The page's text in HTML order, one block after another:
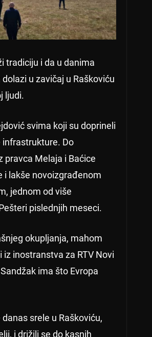
tradiciju i da u danima
u zavičaj u Raškoviću
ljudi.
svima koji su doprineli
infrastrukture. Do
pravca Melaja i Baćice
i lakše novoizgrađenom
jednom od više
pislednjih meseci.
okupljanja, mahom
iz inostranstva za RTV Novi
ima što Evropa
srele u Raškoviću,
i drižili se do kasnih